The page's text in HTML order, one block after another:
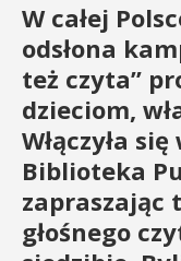
W całej
odsłona
też czyta”
dzieciom,
Włączyła
Biblioteka
zapraszając
głośnego